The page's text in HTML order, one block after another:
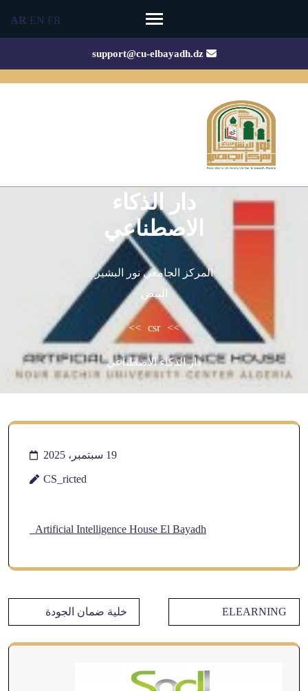
(Press
support@cu-elbayadh.dz
دار الذكاء
الاصطناعي
المركز الجامعي نور البشير
البيض
>>
csr
>>
دار الذكاء الاصطناعي
19 سبتمبر، 2025
CS_ricted
Artificial Intelligence House El Bayadh
تصفّح
المقالات
خلية ضمان الجودة ELEARNING
AR EN FR